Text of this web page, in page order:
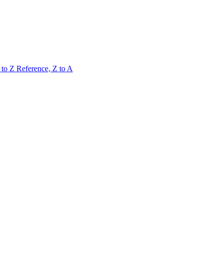
to Z Reference, Z to A